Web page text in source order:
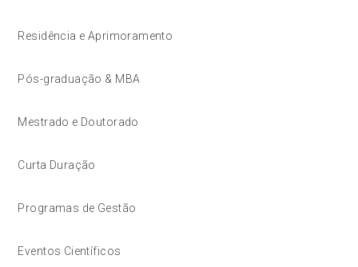
Residência e Aprimoramento
Pós-graduação & MBA
Mestrado e Doutorado
Curta Duração
Programas de Gestão
Eventos Científicos